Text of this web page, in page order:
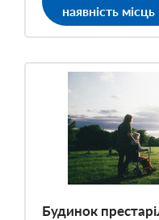
наявність місць
Будинок